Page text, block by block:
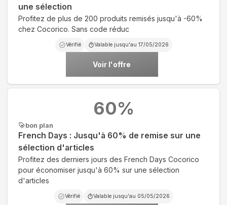
une sélection
Profitez de plus de 200 produits remisés jusqu'à -60%
chez Cocorico. Sans code réduc
Vérifié Valable jusqu'au 17/05/2026
Voir l'offre
bon plan
French Days : Jusqu'à 60% de remise sur une
sélection d'articles
Profitez des derniers jours des French Days Cocorico
pour économiser jusqu'à 60% sur une sélection
d'articles
Vérifié Valable jusqu'au 05/05/2026
60%